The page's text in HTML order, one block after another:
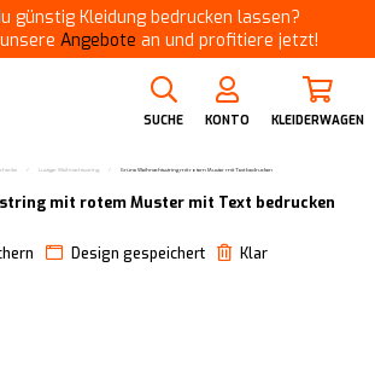
günstig Kleidung bedrucken lassen?
Angebote an und profitiere jetzt!
SUCHE KONTO KLEIDERWAGEN
/ Lustiger Weihnachtsstring / Grüne Weihnachtsstring mit rotem Muster mit Text bedrucken
mit rotem Muster mit Text bedrucken
Design gespeichert Klar